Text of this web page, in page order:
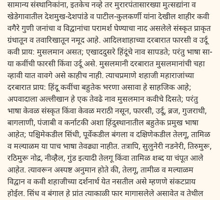
सामान्य संस्थानिकांना, इतकेच नव्हे तर मुरारपंतासारख्या मुत्सद्यांना व
खेडेगावातील देशमुख-देशपांडे व पाटील-कुलकर्णी यांना देखील शाहीर कवी
वगैरे गुणी जनांचा व विद्वानांचा परामर्श घेण्याचा नाद असलेले संस्कृत प्राकृत
ग्रंथातून व तवारिखातून नमूद आहे. आदिलशाहाच्या दरबारात फारसी व उर्दू
कवी प्राय: मुसलमान असत; एखाददुसरे हिंदूंचे नाव सापडते; परंतु भाषा सा-
या कवींची फारसी किंवा उर्दू असे. मुसलमानी दरबारात मुसलमानांची चहा
व्हावी यात वावगे असे काहीच नाही. त्याचप्रमाणे शहाजी महाराजांच्या
दरबारात प्राय: हिंदू कवींचा बहुतेक भरणा असावा हे साहजिक आहे;
अपवादाला अल्लीखान हे एक तेवढे नाव मुसलमान कवीचे दिसते; परंतु
भाषा केवळ संस्कृत किंवा केवळ मराठी नसून, फारसी, उर्दू, ब्रज, गुजराथी,
बागलाणी, पंजाबी व कर्नाटकी अशा हिंदुस्थानातील बहुतेक प्रमुख भाषा
आहेत; पश्चिमेकडील सिंधी, पूर्वेकडील बंगला व दक्षिणेकडील तेलगू, तामिळ
व मल्याळम या पाच भाषा तेवढ्या नाहीत. तत्रापि, सुलुनेरी नडनेरी, तिरुमुरू,
रठिमुरू नोद्र, नीव्हैल, गुंड इत्यादी तेलगू किंवा तामिळ शब्द या चंपूत आले
आहेत. त्यावरून अस्पष्ट अनुमान होते की, तेलगू, तामीळ व मल्याळम
विद्वान व कवी शहाजीच्या दर्शनार्थ येत नसतील असे म्हणणे संकटप्राय
होईल. सिंध व बंगाल हे प्रांत त्याकाळी फार मागासलेले असावेत व तेथील